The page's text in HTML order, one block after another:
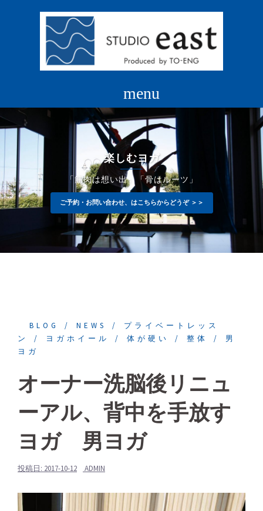
キ
楽しむヨガ
「筋肉は想い出」「骨はルーツ」
ご予約・お問い合わせ、はこちらからどうぞ ＞＞
BLOG NEWS
プライベートレッス
ン
ヨガホイール 体が硬い 整体
男
ヨガ
オーナー洗脳後リニュ
ーアル、背中を手放す
ヨガ 男ヨガ
投稿日: 2017-10-12 ADMIN